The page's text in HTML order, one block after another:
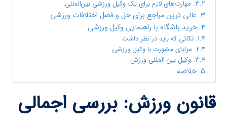
مهارت‌های لازم برای یک وکیل ورزشی بین‌المللی
عالی ترین مراجع برای حل و فصل اختلافات ورزشی
خرید باشگاه با راهنمایی وکیل ورزشی
نکاتی که باید در نظر داشت
مزایای مشورت با وکیل ورزشی
وکیل بین المللی ورزش
خلاصه
قانون ورزش: بررسی اجمالی